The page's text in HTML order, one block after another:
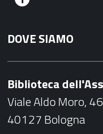
F
c
e
o
k
DOVE SIAMO
Biblioteca
Viale Aldo Moro, 46
40127 Bologna